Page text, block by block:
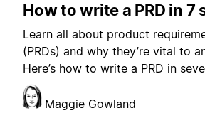
How to write a PRD in 7
Learn all about product
(PRDs) and why they’re vital to
Here’s how to write a PRD in
Maggie Gowland